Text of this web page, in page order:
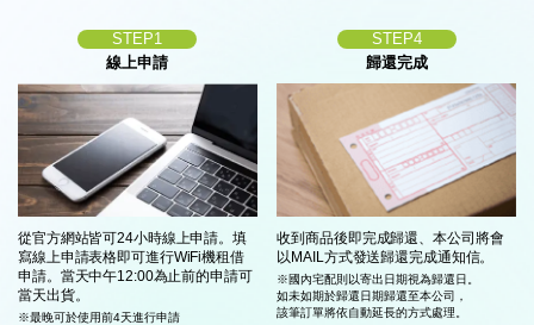
STEP1
線上申請
從官方網站皆可24小時線上申請。填
寫線上申請表格即可進行WiFi機租借
申請。 當天中午12:00為止前的申請可
當天出貨。
※最晚可於使用前4天進行申請
STEP4
歸還完成
收到商品後即完成歸還、本公司將會
以 MAIL方式發送歸還完成通知信。
※國內宅配則以寄出日期視為歸還日。
如未如期於歸還日期歸還至本公司，
該筆訂單將依自動延長的方式處理。